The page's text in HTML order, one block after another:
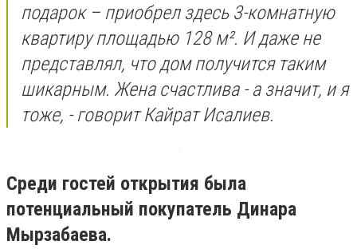
подарок – приобрел здесь 3-комнатную
квартиру площадью 128 м². И даже не
представлял, что дом получится таким
шикарным. Жена счастлива - а значит, и я
тоже, - говорит Кайрат Исалиев.
Среди гостей открытия была
потенциальный покупатель Динара
Мырзабаева.